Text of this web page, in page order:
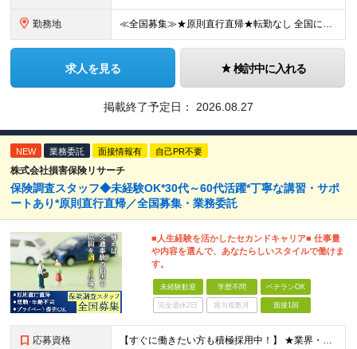
勤務地 ≪全国募集≫★原則直行直帰★転勤なし 全国に55の拠点を展開していますので、現在お住いの地域で働けます。また、原則直行直帰で調査を行い、レポート作成はご自宅にて行うことができるため、自分のペースで働け
求人を見る 検討中に入れる
掲載終了予定日： 2026.08.27
NEW 業務委託 面接情報有 自己PR不要
株式会社損害保険リサーチ
保険調査スタッフ◆未経験OK*30代～60代活躍*丁寧な講習・サポ
ートあり*原則直行直帰／全国募集・業務委託
■人生経験を活かしたセカンドキャリア■ 仕事量
や内容を選んで、あなたらしいスタイルで働けま
す。
未経験歓迎 学歴不問 ベテランOK
完全週休2日 賞与複数月 面接1回
応募資格 【すぐに働きたい方も積極採用中！】 ★業界・職種未経験の方も歓迎…特別な知識は不問です ★年齢不問…40代50代を中心に幅広い年齢層の方が活躍中です ※学歴不問 ≪異業種出身の未経験者も活躍していま